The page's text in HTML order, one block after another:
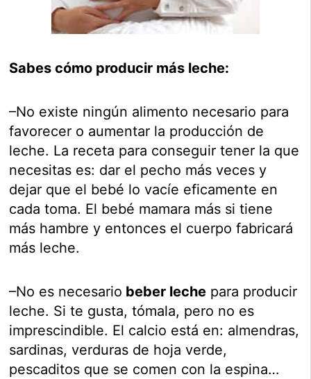
Sabes cómo producir más leche:
–No existe ningún alimento necesario para
favorecer o aumentar la producción de
leche. La receta para conseguir tener la que
necesitas es: dar el pecho más veces y
dejar que el bebé lo vacíe eficamente en
cada toma. El bebé mamara más si tiene
más hambre y entonces el cuerpo fabricará
más leche.
–No es necesario beber leche para producir
leche. Si te gusta, tómala, pero no es
imprescindible. El calcio está en: almendras,
sardinas, verduras de hoja verde,
pescaditos que se comen con la espina…